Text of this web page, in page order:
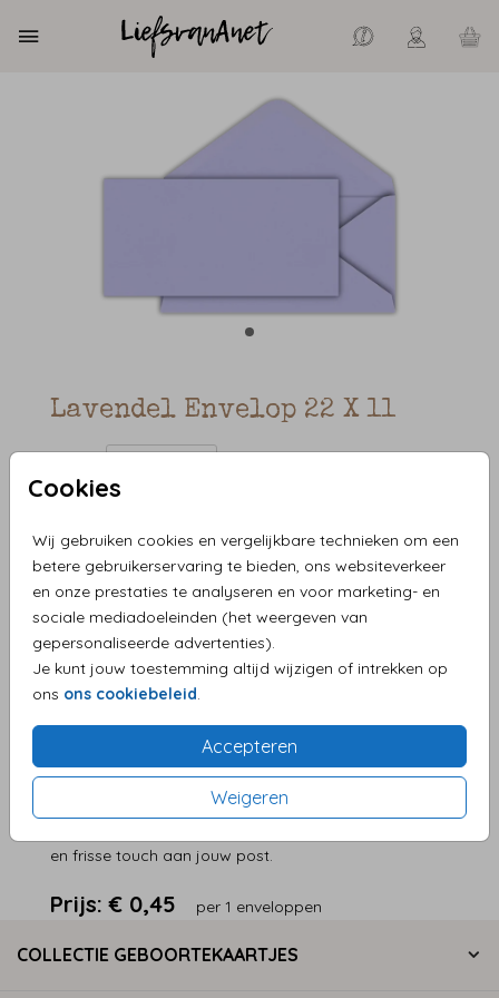
Cookies
Wij gebruiken cookies en vergelijkbare technieken om een
betere gebruikerservaring te bieden, ons websiteverkeer
en onze prestaties te analyseren en voor marketing- en
sociale mediadoeleinden (het weergeven van
gepersonaliseerde advertenties).
Je kunt jouw toestemming altijd wijzigen of intrekken op
ons ons cookiebeleid
Accepteren
Weigeren
Lavendel Envelop 22 X 11
Persoonlijke service en supersnelle levering
Eenvoudig zelf je product maken
Zachte lavendel envelop van 22 × 11 cm, ideaal voor
uitnodigingen en kaarten met een rustige, verfijnde
en frisse touch aan jouw post.
Prijs:€ 0,45 per 1 enveloppen
COLLECTIE GEBOORTEKAARTJES